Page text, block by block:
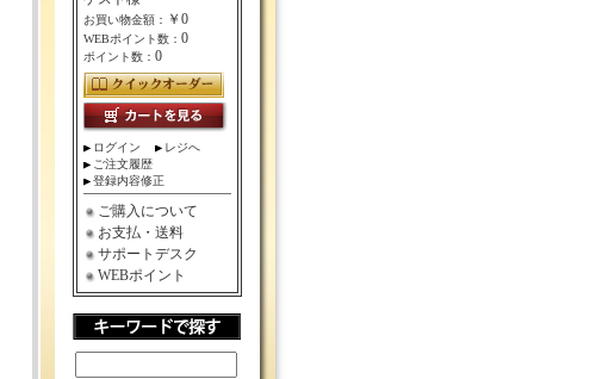
お買い物金額： ￥0
WEBポイント数： 0
ポイント数： 0
ログイン
レジへ
ご注文履歴
登録内容修正
ご購入について
お支払・送料
サポートデスク
WEBポイント